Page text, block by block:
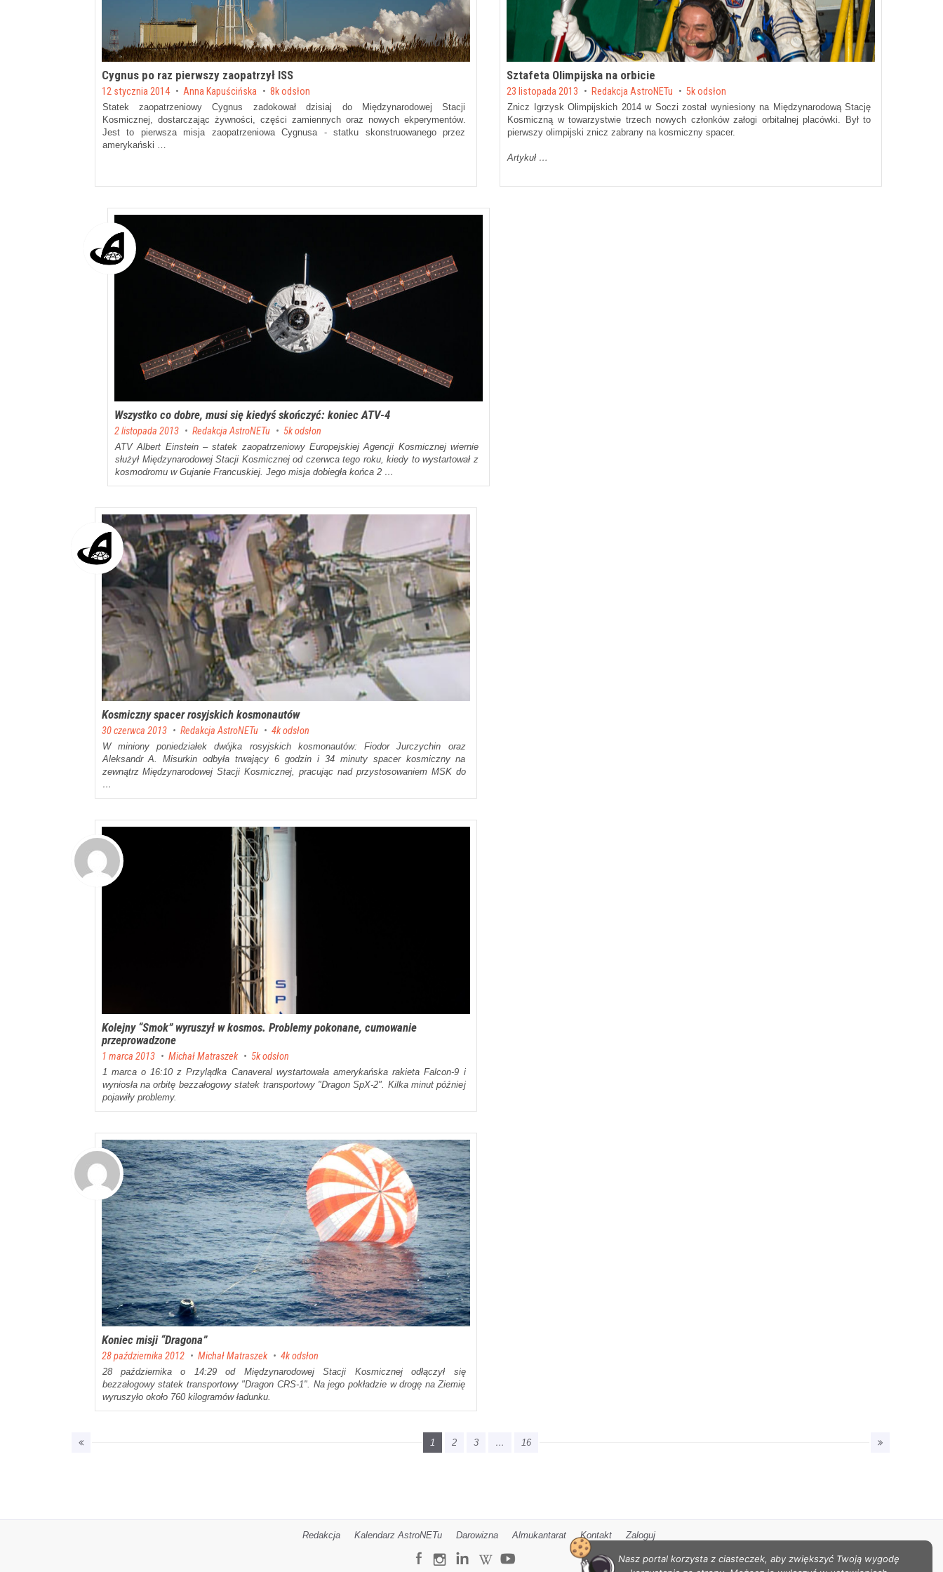
Cygnus po raz pierwszy zaopatrzył ISS
Posted on
12 stycznia 2014 by Anna Kapuścińska 8k odsłon
Statek zaopatrzeniowy Cygnus zadokował dzisiaj do Międzynarodowej Stacji
Kosmicznej, dostarczając żywności, części zamiennych oraz nowych ekperymentów.
Jest to pierwsza misja zaopatrzeniowa Cygnusa - statku skonstruowanego przez
amerykański …
Sztafeta Olimpijska na orbicie
Posted on
23 listopada 2013 by Redakcja AstroNETu 5k odsłon
Znicz Igrzysk Olimpijskich 2014 w Soczi został wyniesiony na Międzynarodową Stację
Kosmiczną w towarzystwie trzech nowych członków załogi orbitalnej placówki. Był to
pierwszy olimpijski znicz zabrany na kosmiczny spacer.
Artykuł …
Wszystko co dobre, musi się kiedyś skończyć: koniec ATV-4
Posted on
2 listopada 2013 byRedakcja AstroNETu 5k odsłon
ATVAlbert Einstein– statek zaopatrzeniowy Europejskiej Agencji Kosmicznej wiernie
służył Międzynarodowej Stacji Kosmicznej od czerwca tego roku, kiedy to wystartował z
kosmodromu w Gujanie Francuskiej. Jego misja dobiegła końca 2 …
Kosmiczny spacer rosyjskich kosmonautów
Posted on
30 czerwca 2013 byRedakcja AstroNETu 4k odsłon
W miniony poniedziałek dwójka rosyjskich kosmonautów: Fiodor Jurczychin oraz
Aleksandr A. Misurkin odbyła trwający 6 godzin i 34 minuty spacer kosmiczny na
zewnątrz Międzynarodowej Stacji Kosmicznej, pracując nad przystosowaniem MSK do
…
Kolejny “Smok” wyruszył w kosmos. Problemy pokonane, cumowanie
przeprowadzone
Posted on
1 marca 2013 byMichał Matraszek 5k odsłon
1 marca o 16:10 z Przylądka Canaveral wystartowała amerykańska rakieta Falcon-9 i
wyniosła na orbitę bezzałogowy statek transportowy "Dragon SpX-2". Kilka minut później
pojawiły problemy.
Koniec misji “Dragona”
Posted on
28 października 2012 byMichał Matraszek 4k odsłon
28 października o 14:29 od Międzynarodowej Stacji Kosmicznej odłączył się
bezzałogowy statek transportowy "Dragon CRS-1". Na jego pokładzie w drogę na Ziemię
wyruszyło około 760 kilogramów ładunku.
1 2 3 … 16
Redakcja Kalendarz AstroNETu Darowizna Almukantarat Kontakt Zaloguj
Nasz portal korzysta z ciasteczek, aby zwiększyć Twoją wygodę